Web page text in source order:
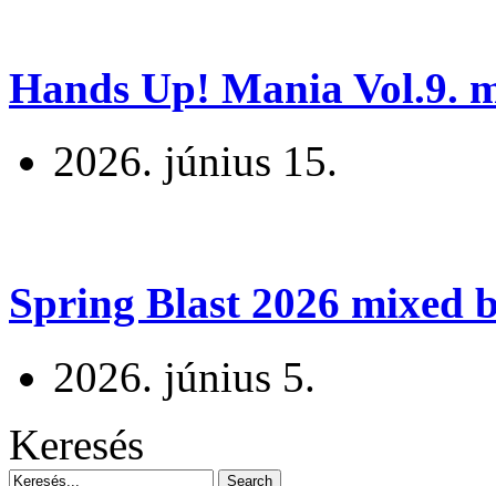
Hands Up! Mania Vol.9.
2026. június 15.
Spring Blast 2026 mixed
2026. június 5.
Keresés